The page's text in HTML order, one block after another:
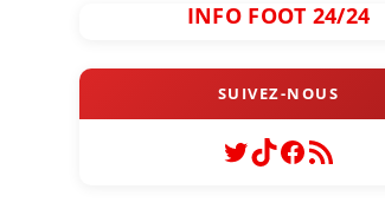
INFO FOOT 24/24
Twitter
TikTok
Facebook
Flux RSS